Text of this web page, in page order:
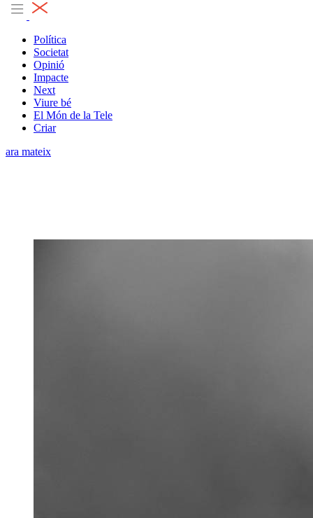
Política
Societat
Opinió
Impacte
Next
Viure bé
El Món de la Tele
Criar
ara mateix